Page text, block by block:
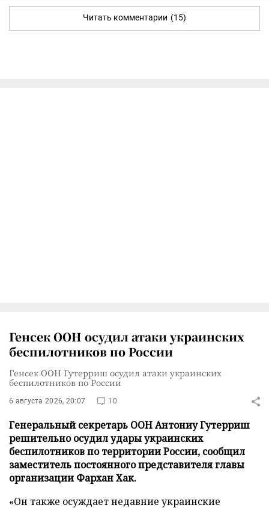
Читать комментарии (15)
Генсек ООН осудил атаки украинских
беспилотников по России
Генсек ООН Гутерриш осудил атаки украинских
беспилотников по России
6 августа 2026, 20:07 10
Генеральный секретарь ООН Антониу Гутерриш
решительно осудил удары украинских
беспилотников по территории России, сообщил
заместитель постоянного представителя главы
организации Фархан Хак.
«Он также осуждает недавние украинские